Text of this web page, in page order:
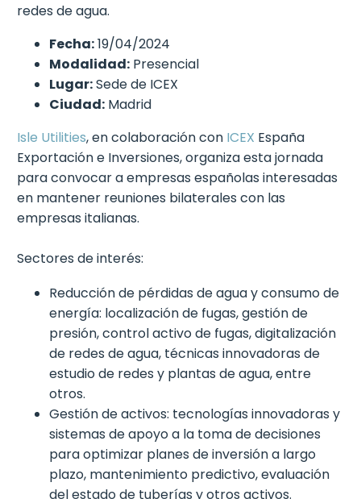
redes de agua.
Fecha:19/04/2024
Modalidad: Presencial
Lugar:Sede de ICEX
Ciudad: Madrid
Isle Utilities, en colaboración con ICEX España
Exportación e Inversiones, organiza esta jornada
para convocar a empresas españolas interesadas
en mantener reuniones bilaterales con las
empresas italianas.
Sectores de interés:
Reducción de pérdidas de agua y consumo de
energía: localización de fugas, gestión de
presión, control activo de fugas, digitalización
de redes de agua, técnicas innovadoras de
estudio de redes y plantas de agua, entre
otros.
Gestión de activos: tecnologías innovadoras y
sistemas de apoyo a la toma de decisiones
para optimizar planes de inversión a largo
plazo, mantenimiento predictivo, evaluación
del estado de tuberías y otros activos.